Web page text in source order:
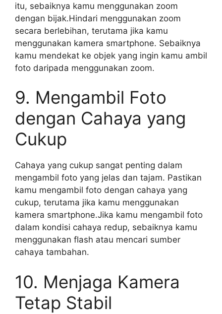
itu, sebaiknya kamu menggunakan zoom
dengan bijak.Hindari menggunakan zoom
secara berlebihan, terutama jika kamu
menggunakan kamera smartphone. Sebaiknya
kamu mendekat ke objek yang ingin kamu ambil
foto daripada menggunakan zoom.
9. Mengambil Foto
dengan Cahaya yang
Cukup
Cahaya yang cukup sangat penting dalam
mengambil foto yang jelas dan tajam. Pastikan
kamu mengambil foto dengan cahaya yang
cukup, terutama jika kamu menggunakan
kamera smartphone.Jika kamu mengambil foto
dalam kondisi cahaya redup, sebaiknya kamu
menggunakan flash atau mencari sumber
cahaya tambahan.
10. Menjaga Kamera
Tetap Stabil